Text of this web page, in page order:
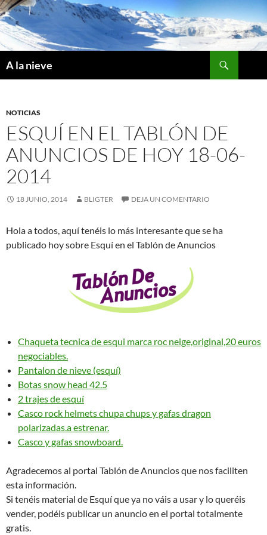
Saltar
al
contenido
A la nieve
NOTICIAS
ESQUÍ EN EL TABLÓN DE
ANUNCIOS DE HOY 18-06-
2014
18 JUNIO, 2014 BLIGTER DEJA UN COMENTARIO
Hola a todos, aquí tenéis lo más interesante que se ha
publicado hoy sobre Esquí en el Tablón de Anuncios
Chaqueta tecnica de esqui marca roc neige,original,20 euros
negociables.
Pantalon de nieve (esquí)
Botas snow head 42.5
2 trajes de esquí
Casco rock helmets chupa chups y gafas dragon
polarizadas.a estrenar.
Casco y gafas snowboard.
Agradecemos al portal Tablón de Anuncios que nos faciliten
esta información.
Si tenéis material de Esquí que ya no váis a usar y lo queréis
vender, podéis publicar un anuncio en el portal totalmente
gratis.